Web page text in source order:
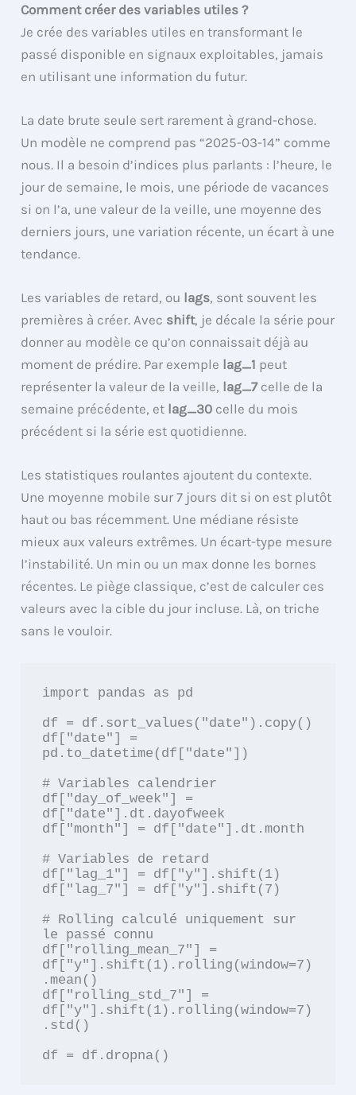
Comment créer des variables utiles ?
Je crée des variables utiles en transformant le
passé disponible en signaux exploitables, jamais
en utilisant une information du futur.
La date brute seule sert rarement à grand-chose.
Un modèle ne comprend pas “2025-03-14” comme
nous. Il a besoin d’indices plus parlants : l’heure, le
jour de semaine, le mois, une période de vacances
si on l’a, une valeur de la veille, une moyenne des
derniers jours, une variation récente, un écart à une
tendance.
Les variables de retard, ou lags, sont souvent les
premières à créer. Avec shift, je décale la série pour
donner au modèle ce qu’on connaissait déjà au
moment de prédire. Par exemple lag_1 peut
représenter la valeur de la veille, lag_7celle de la
semaine précédente, et lag_30 celle du mois
précédent si la série est quotidienne.
Les statistiques roulantes ajoutent du contexte.
Une moyenne mobile sur 7 jours dit si on est plutôt
haut ou bas récemment. Une médiane résiste
mieux aux valeurs extrêmes. Un écart-type mesure
l’instabilité. Un min ou un max donne les bornes
récentes. Le piège classique, c’est de calculer ces
valeurs avec la cible du jour incluse. Là, on triche
sans le vouloir.
import pandas as pd
df = df.sort_values("date").copy()
df["date"] =
pd.to_datetime(df["date"])
# Variables calendrier
df["day_of_week"] =
df["date"].dt.dayofweek
df["month"] = df["date"].dt.month
# Variables de retard
df["lag_1"] = df["y"].shift(1)
df["lag_7"] = df["y"].shift(7)
# Rolling calculé uniquement sur
le passé connu
df["rolling_mean_7"] =
df["y"].shift(1).rolling(window=7)
.mean()
df["rolling_std_7"] =
df["y"].shift(1).rolling(window=7)
.std()
df = df.dropna()